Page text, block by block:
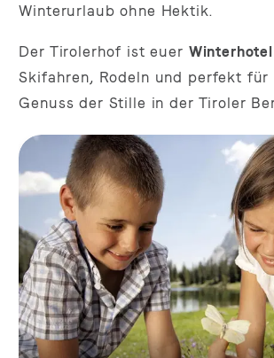
Winterurlaub ohne Hektik.
Der Tirolerhof ist euer Winterhotel
Skifahren, Rodeln und perfekt für
Genuss der Stille in der Tiroler